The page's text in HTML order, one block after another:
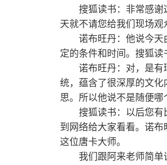
搜狐读书：非常感谢这
天就不请您给我们现场观
诺布旺丹：他说今天由
定的条件和时间。搜狐
诺布旺丹：对，是有环
统，蕴含了很深厚的文
思。所以他说不是随便
搜狐读书：以后您有比
到网络给大家看看。诺
这位唐卡大师。
我们跟阿来老师简单谈